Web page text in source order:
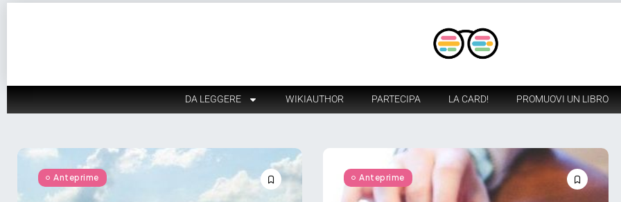
DA LEGGERE WIKIAUTHOR PARTECIPA LA CARD! PROMUOVI UN LIBRO
Anteprime Anteprime